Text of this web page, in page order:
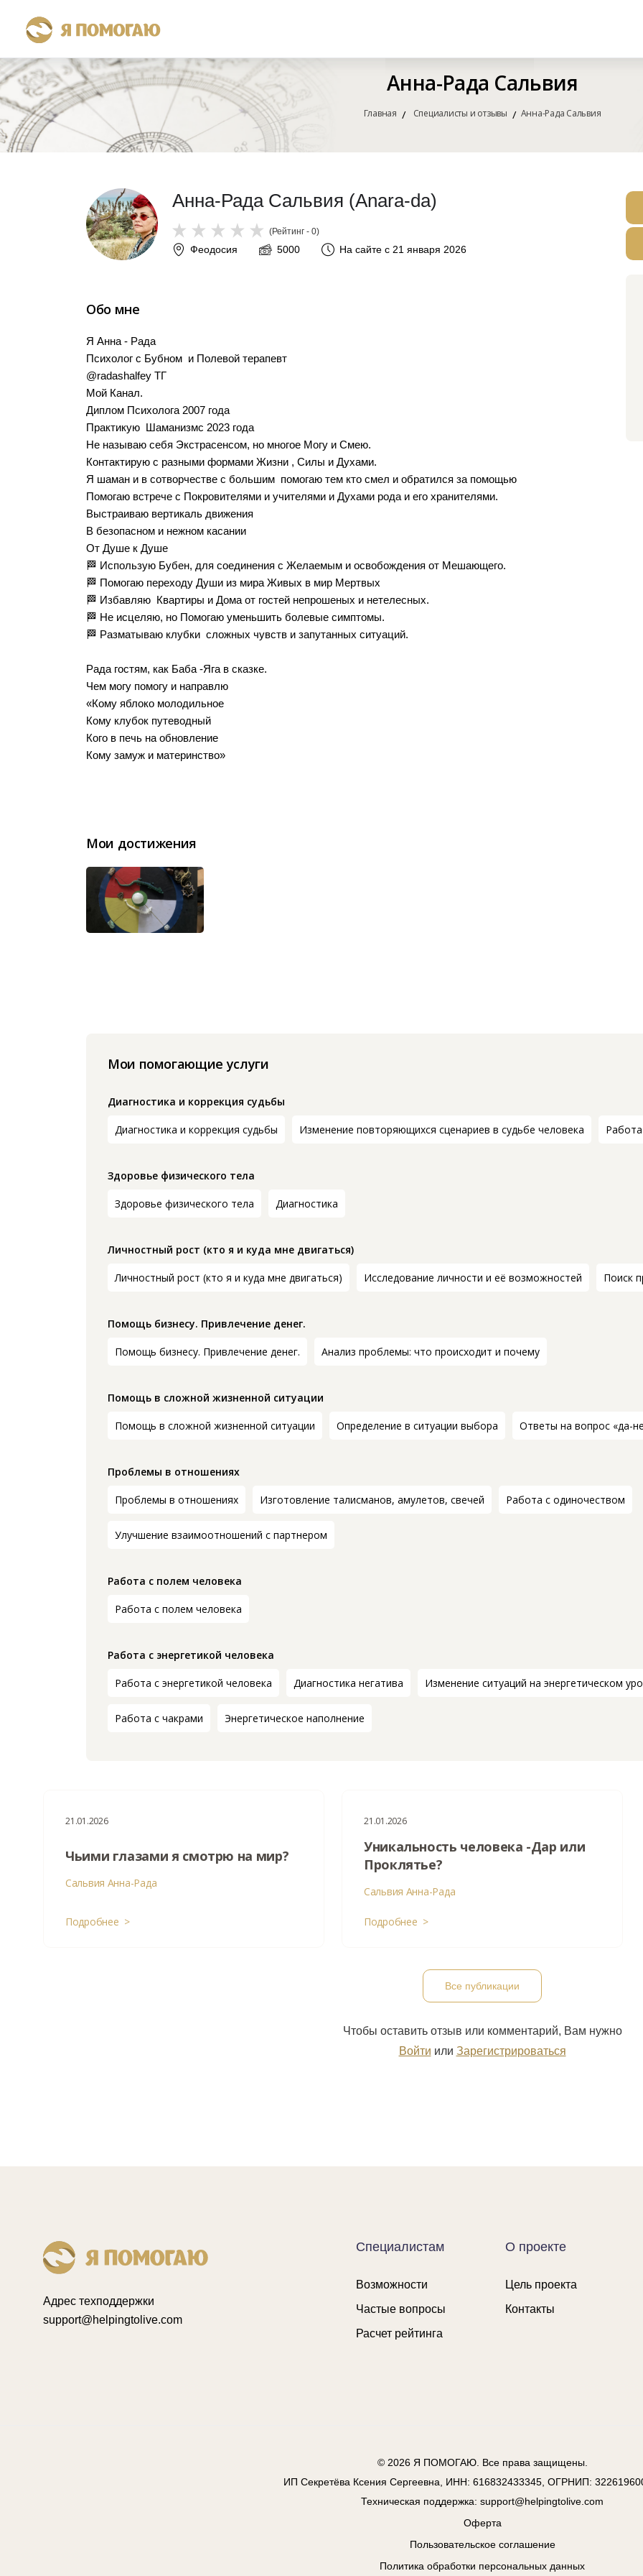
Анна-Рада Сальвия
Главная Специалисты и отзывы Анна-Рада Сальвия
Анна-Рада Сальвия (Anara-da)
(Рейтинг - 0)
Феодосия 5000 На сайте с 21 января 2026
Обо мне
Я Анна - Рада
Психолог с Бубном и Полевой терапевт
@radashalfey ТГ
Мой Канал.
Диплом Психолога 2007 года
Практикую Шаманизмс 2023 года
Не называю себя Экстрасенсом, но многое Могу и Смею.
Контактирую с разными формами Жизни , Силы и Духами.
Я шаман и в сотворчестве с большим помогаю тем кто смел и обратился за помощью
Помогаю встрече с Покровителями и учителями и Духами рода и его хранителями.
Выстраиваю вертикаль движения
В безопасном и нежном касании
От Душе к Душе
🏁 Использую Бубен, для соединения с Желаемым и освобождения от Мешающего.
🏁 Помогаю переходу Души из мира Живых в мир Мертвых
🏁 Избавляю Квартиры и Дома от гостей непрошеных и нетелесных.
🏁 Не исцеляю, но Помогаю уменьшить болевые симптомы.
🏁 Разматываю клубки сложных чувств и запутанных ситуаций.
Рада гостям, как Баба -Яга в сказке.
Чем могу помогу и направлю
«Кому яблоко молодильное
Кому клубок путеводный
Кого в печь на обновление
Кому замуж и материнство»
Мои достижения
Мои помогающие услуги
Диагностика и коррекция судьбы
Диагностика и коррекция судьбы Изменение повторяющихся сценариев в судьбе человека
Здоровье физического тела
Здоровье физического тела Диагностика
Личностный рост (кто я и куда мне двигаться)
Личностный рост (кто я и куда мне двигаться) Исследование личности и её возможностей Поиск
Помощь бизнесу. Привлечение денег.
Помощь бизнесу. Привлечение денег. Анализ проблемы: что происходит и почему
Помощь в сложной жизненной ситуации
Помощь в сложной жизненной ситуации Определение в ситуации выбора Ответы на вопрос «да-
Проблемы в отношениях
Проблемы в отношениях Изготовление талисманов, амулетов, свечей Работа с одиночеством
Улучшение взаимоотношений с партнером
Работа с полем человека
Работа с полем человека
Работа с энергетикой человека
Работа с энергетикой человека Диагностика негатива Изменение ситуаций на энергетическом
Работа с чакрами Энергетическое наполнение
21.01.2026
Чьими глазами я смотрю на мир?
Сальвия Анна-Рада
Подробнее >
21.01.2026
Уникальность человека -Дар или
Проклятье?
Сальвия Анна-Рада
Подробнее >
Все публикации
Чтобы оставить отзыв или комментарий, Вам нужно
Войти или Зарегистрироваться
Адрес техподдержки
support@helpingtolive.com
Специалистам
Возможности
Частые вопросы
Расчет рейтинга
О проекте
Цель проекта
Контакты
© 2026 Я ПОМОГАЮ. Все права защищены.
ИП Секретёва Ксения Сергеевна, ИНН: 616832433345, ОГРНИП:
Техническая поддержка: support@helpingtolive.com
Оферта
Пользовательское соглашение
Политика обработки персональных данных